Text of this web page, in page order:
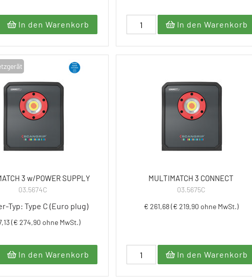
In den Warenkorb In den Warenkorb
3 w/POWER SUPPLY
03.5674C
Typ: Type C (Euro plug)
(€ 274,90 ohne MwSt.)
In den Warenkorb
MULTIMATCH 3 CONNECT
03.5675C
€ 261,68 (€ 219,90 ohne MwSt.)
In den Warenkorb